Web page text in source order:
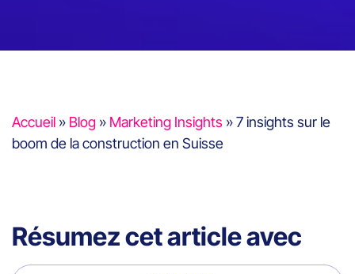
Accueil » Blog » Marketing Insights »7 insights sur le
boom de la construction en Suisse
Résumez cet article avec